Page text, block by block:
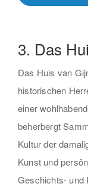
3. Das
Das Huis van
historischen
einer
beherbergt
Kultur der
Kunst und
Geschichts- und